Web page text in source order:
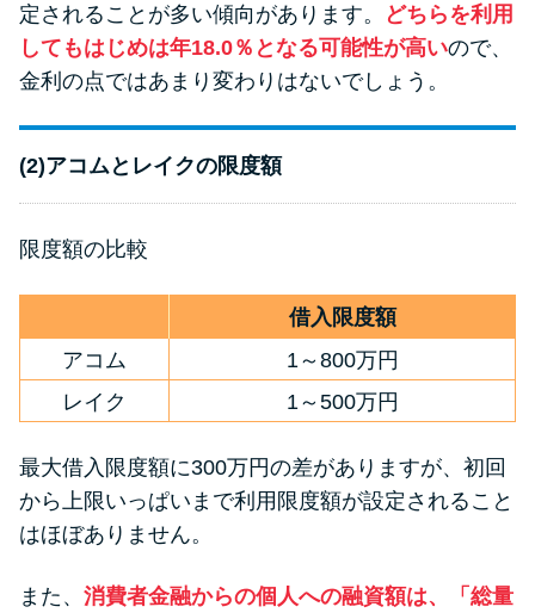
定されることが多い傾向があります。
どちらを利用
してもはじめは年18.0％となる可能性が高いので、
金利の点ではあまり変わりはないでしょう。
(2)アコムとレイクの限度額
限度額の比較
借入限度額
アコム
1～800万円
レイク
1～500万円
最大借入限度額に300万円の差がありますが、初回
から上限いっぱいまで利用限度額が設定されること
はほぼありません。
また、 消費者金融からの個人への融資額は、「総量